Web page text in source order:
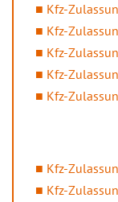
Kfz-
Kfz-
Kfz-
Kfz-
Kfz-
Kfz-
Kfz-